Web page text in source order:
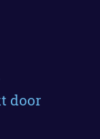
door